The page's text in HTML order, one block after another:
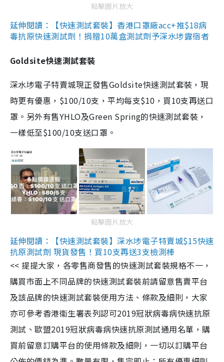
點擊圖片放大
延伸閱讀：【快速測試套裝】香港口罩廠acc+推$18病
毒抗原快速測試劑！捐贈10萬盒測試劑予深水埗露宿者
Goldsite快速測試套裝
深水埗電子特賣城現正發售Goldsite快速測試套裝，現
時更有優惠，$100/10支，平均每支$10，買10支再送口
罩。另外有售YHLO及Green Spring的快速測試套裝，
一樣低至$100/10支送口罩。
點擊圖片放大
延伸閱讀：【快速測試套裝】深水埗電子特賣城$15快速
抗原測試劑 現貨發售！買10支再送3支檢測棒
<< 提提大家，各零售商發售的快速測試套裝規格不一，
購買市面上不同品牌的快速測試套裝前請留意售賣平台
及該品牌的快速測試套裝使用方法、條款及細則，大家
亦可參考香港衞生署表列認可2019冠狀病毒病快速抗原
測試、歐盟2019冠狀病毒病快速抗原測試通用名單，購
買前留意訂購平台的使用條款及細則，一切以訂購平台